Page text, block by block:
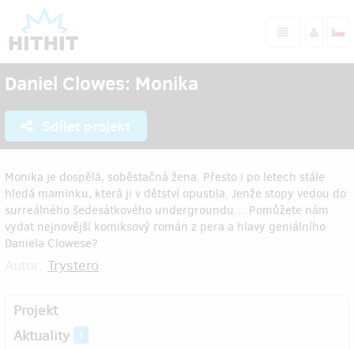
Daniel Clowes: Monika
Sdílet projekt
Monika je dospělá, soběstačná žena. Přesto i po letech stále
hledá maminku, která ji v dětství opustila. Jenže stopy vedou do
surreálného šedesátkového undergroundu… Pomůžete nám
vydat nejnovější komiksový román z pera a hlavy geniálního
Daniela Clowese?
Trystero
Projekt
Aktuality
1